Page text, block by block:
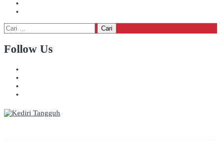
Cari
untuk:
Follow Us